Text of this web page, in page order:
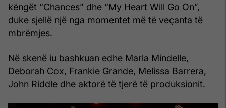
këngët “Chances” dhe “My Heart Will Go On”,
duke sjellë një nga momentet më të veçanta të
mbrëmjes.
Në skenë iu bashkuan edhe Marla Mindelle,
Deborah Cox, Frankie Grande, Melissa Barrera,
John Riddle dhe aktorë të tjerë të produksionit.